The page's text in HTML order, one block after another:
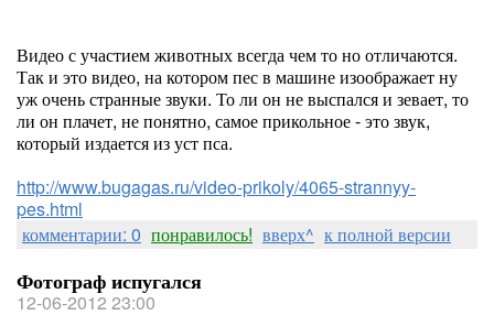
Видео с участием животных всегда чем то но отличаются.
Так и это видео, на котором пес в машине изоображает ну
уж очень странные звуки. То ли он не выспался и зевает, то
ли он плачет, не понятно, самое прикольное - это звук,
который издается из уст пса.
http://www.bugagas.ru/video-prikoly/4065-strannyy-
pes.html
комментарии: 0 понравилось! вверх^ к полной версии
Фотограф испугался
12-06-2012 23:00